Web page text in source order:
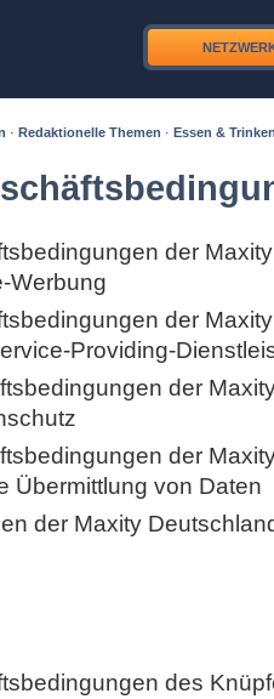
· Redaktionelle Themen · Essen &
der
Werbung
der
Providing-
der
der
Übermittlung von Daten
der Maxity
des